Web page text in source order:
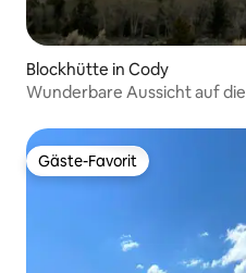
Blockhütte in Cody
Wunderbare Aussicht auf
Gäste-Favorit
Gäste-Favorit